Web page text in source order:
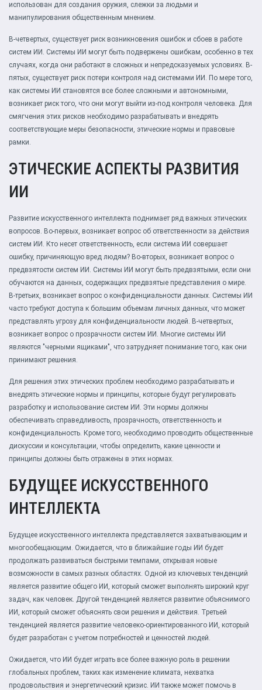
использован для создания оружия, слежки за людьми и
манипулирования общественным мнением.
В-четвертых, существует риск возникновения ошибок и сбоев в работе
систем ИИ. Системы ИИ могут быть подвержены ошибкам, особенно в тех
случаях, когда они работают в сложных и непредсказуемых условиях. В-
пятых, существует риск потери контроля над системами ИИ. По мере того,
как системы ИИ становятся все более сложными и автономными,
возникает риск того, что они могут выйти из-под контроля человека. Для
смягчения этих рисков необходимо разрабатывать и внедрять
соответствующие меры безопасности, этические нормы и правовые
рамки.
ЭТИЧЕСКИЕ АСПЕКТЫ РАЗВИТИЯ
ИИ
Развитие искусственного интеллекта поднимает ряд важных этических
вопросов. Во-первых, возникает вопрос об ответственности за действия
систем ИИ. Кто несет ответственность, если система ИИ совершает
ошибку, причиняющую вред людям? Во-вторых, возникает вопрос о
предвзятости систем ИИ. Системы ИИ могут быть предвзятыми, если они
обучаются на данных, содержащих предвзятые представления о мире.
В-третьих, возникает вопрос о конфиденциальности данных. Системы ИИ
часто требуют доступа к большим объемам личных данных, что может
представлять угрозу для конфиденциальности людей. В-четвертых,
возникает вопрос о прозрачности систем ИИ. Многие системы ИИ
являются "черными ящиками", что затрудняет понимание того, как они
принимают решения.
Для решения этих этических проблем необходимо разрабатывать и
внедрять этические нормы и принципы, которые будут регулировать
разработку и использование систем ИИ. Эти нормы должны
обеспечивать справедливость, прозрачность, ответственность и
конфиденциальность. Кроме того, необходимо проводить общественные
дискуссии и консультации, чтобы определить, какие ценности и
принципы должны быть отражены в этих нормах.
БУДУЩЕЕ ИСКУССТВЕННОГО
ИНТЕЛЛЕКТА
Будущее искусственного интеллекта представляется захватывающим и
многообещающим. Ожидается, что в ближайшие годы ИИ будет
продолжать развиваться быстрыми темпами, открывая новые
возможности в самых разных областях. Одной из ключевых тенденций
является развитие общего ИИ, который сможет выполнять широкий круг
задач, как человек. Другой тенденцией является развитие объяснимого
ИИ, который сможет объяснять свои решения и действия. Третьей
тенденцией является развитие человеко-ориентированного ИИ, который
будет разработан с учетом потребностей и ценностей людей.
Ожидается, что ИИ будет играть все более важную роль в решении
глобальных проблем, таких как изменение климата, нехватка
продовольствия и энергетический кризис. ИИ также может помочь в